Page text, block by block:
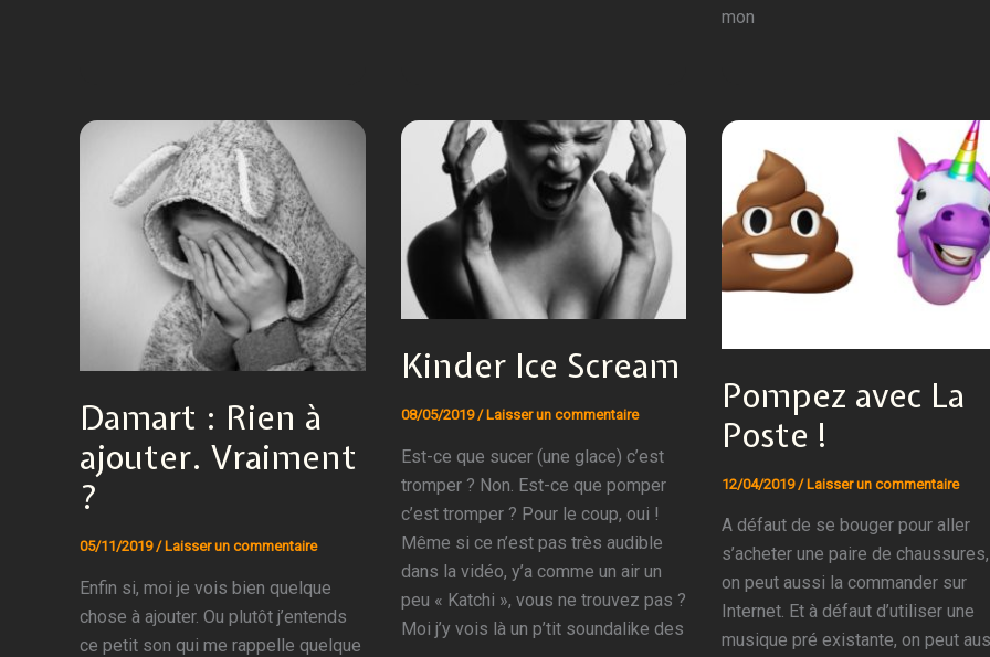
mon
Damart : Rien à
ajouter. Vraiment
?
05/11/2019/ Laisser un commentaire
Enfin si, moi je vois bien quelque
chose à ajouter. Ou plutôt j’entends
ce petit son qui me rappelle quelque
Kinder Ice Scream
08/05/2019/ Laisser un commentaire
Est-ce que sucer (une glace) c’est
tromper ? Non. Est-ce que pomper
c’est tromper ? Pour le coup, oui !
Même si ce n’est pas très audible
dans la vidéo, y’a comme un air un
peu « Katchi », vous ne trouvez pas ?
Moi j’y vois là un p’tit soundalike des
Pompez avec La
Poste !
12/04/2019 / Laisser un commentaire
A défaut de se bouger pour aller
s’acheter une paire de chaussures,
on peut aussi la commander sur
Internet. Et à défaut d’utiliser une
musique pré existante, on peut